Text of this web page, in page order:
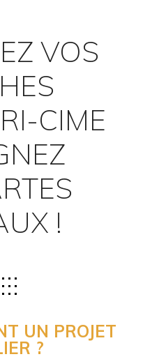
VOS
CIME
!
UN PROJET
?